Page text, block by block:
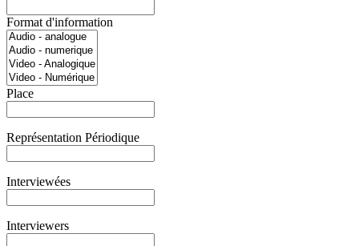
Format d'information
Place
Représentation Périodique
Interviewées
Interviewers